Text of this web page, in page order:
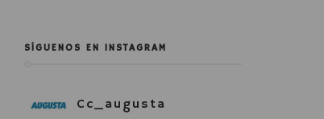
SÍGUENOS EN INSTAGRAM
Cc_augusta